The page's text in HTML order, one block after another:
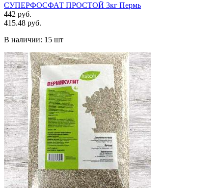
СУПЕРФОСФАТ ПРОСТОЙ 3кг Пермь
442 руб.
415.48 руб.
В наличии: 15 шт